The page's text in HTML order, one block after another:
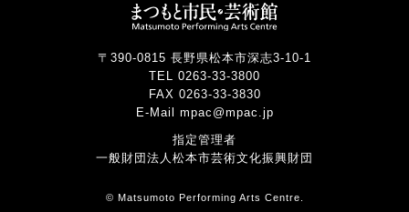
〒390-0815 長野県松本市深志3-10-1
TEL 0263-33-3800
FAX 0263-33-3830
E-Mail mpac@mpac.jp
指定管理者
一般財団法人松本市芸術文化振興財団
© Matsumoto Performing Arts Centre.